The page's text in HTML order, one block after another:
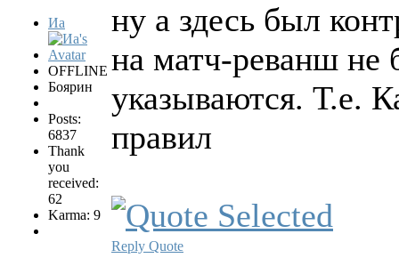
Иа
OFFLINE
Боярин
Posts:
6837
Thank
you
received:
62
Karma: 9
ну а здесь был
на матч-реванш не
указываются. Т.е.
правил
Reply Quote